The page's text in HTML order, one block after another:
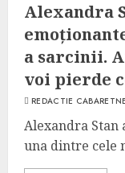
Alexandra
a sarcinii.
voi pierde
REDACTIE
Alexandra Stan
una dintre cele